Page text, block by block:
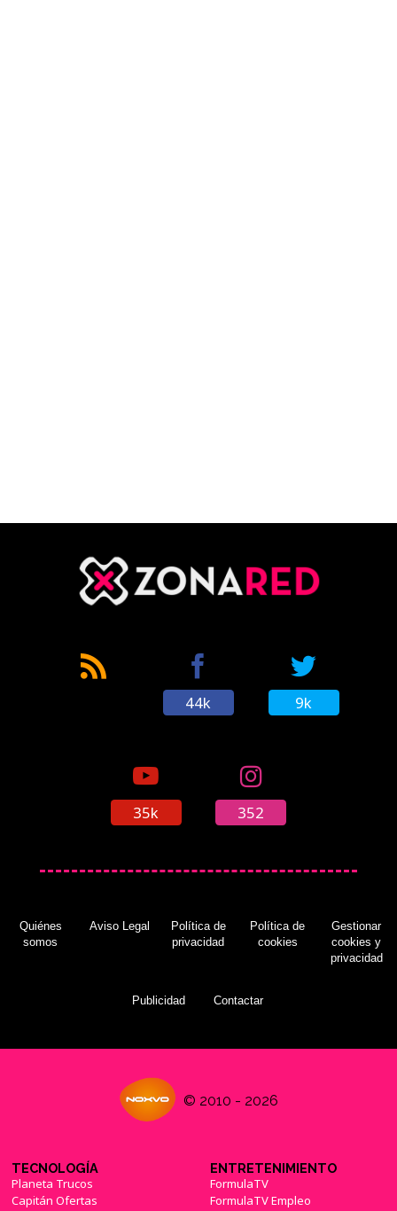
44k 9k
35k 352
Quiénes
somos
Aviso Legal
Política de
privacidad
Política de
cookies
Gestionar
cookies y
privacidad
Publicidad Contactar
© 2010 - 2026
TECNOLOGÍA
Planeta Trucos
Capitán Ofertas
ENTRETENIMIENTO
FormulaTV
FormulaTV Empleo